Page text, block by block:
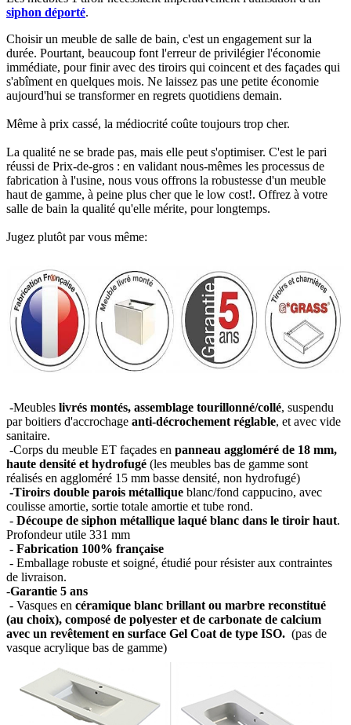
siphon déporté.​
Choisir un meuble de salle de bain, c'est un engagement sur la
durée. Pourtant, beaucoup font l'erreur de privilégier l'économie
immédiate, pour finir avec des tiroirs qui coincent et des façades qui
s'abîment en quelques mois. Ne laissez pas une petite économie
aujourd'hui se transformer en regrets quotidiens demain.
Même à prix cassé, la médiocrité coûte toujours trop cher.
La qualité ne se brade pas, mais elle peut s'optimiser. C'est le pari
réussi de Prix-de-gros : en validant nous-mêmes les processus de
fabrication à l'usine, nous vous offrons la robustesse d'un meuble
haut de gamme, à peine plus cher que le low cost!. Offrez à votre
salle de bain la qualité qu'elle mérite, pour longtemps.
Jugez plutôt par vous même:
-Meubles livrés montés, assemblage tourillonné/collé, suspendu
par boitiers d'accrochage anti-décrochement réglable, et avec vide
sanitaire.
-Corps du meuble ET façades en panneau aggloméré de 18 mm,
haute densité et hydrofugé (les meubles bas de gamme sont
réalisés en aggloméré 15 mm basse densité, non hydrofugé)
-Tiroirs double parois métallique blanc/fond cappucino, avec
coulisse amortie, sortie totale amortie et tube rond.
- Découpe de siphon métallique laqué blanc dans le tiroir haut.
Profondeur utile 331 mm
- Fabrication 100% française
- Emballage robuste et soigné, étudié pour résister aux contraintes
de livraison.
-Garantie 5 ans
- Vasques en céramique blanc brillant ou marbre reconstitué
(au choix), composé de polyester et de carbonate de calcium
avec un revêtement en surface Gel Coat de type ISO. (pas de
vasque acrylique bas de gamme)